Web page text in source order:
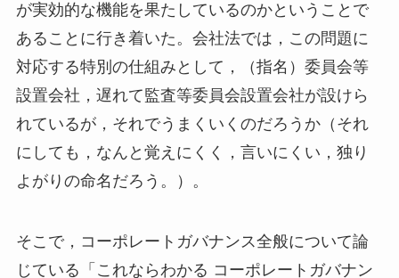
が実効的な機能を果たしているのかということで
あることに行き着いた。会社法では，この問題に
対応する特別の仕組みとして，（指名）委員会等
設置会社，遅れて監査等委員会設置会社が設けら
れているが，それでうまくいくのだろうか（それ
にしても，なんと覚えにくく，言いにくい，独り
よがりの命名だろう。）。
そこで，コーポレートガバナンス全般について論
じている「これならわかる コーポレートガバナン